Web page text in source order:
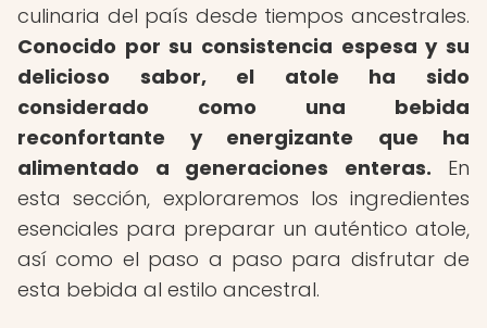
culinaria del país desde tiempos ancestrales.
Conocido por su consistencia espesa y su
delicioso sabor, el atole ha sido
considerado como una bebida
reconfortante y energizante que ha
alimentado a generaciones enteras. En
esta sección, exploraremos los ingredientes
esenciales para preparar un auténtico atole,
así como el paso a paso para disfrutar de
esta bebida al estilo ancestral.